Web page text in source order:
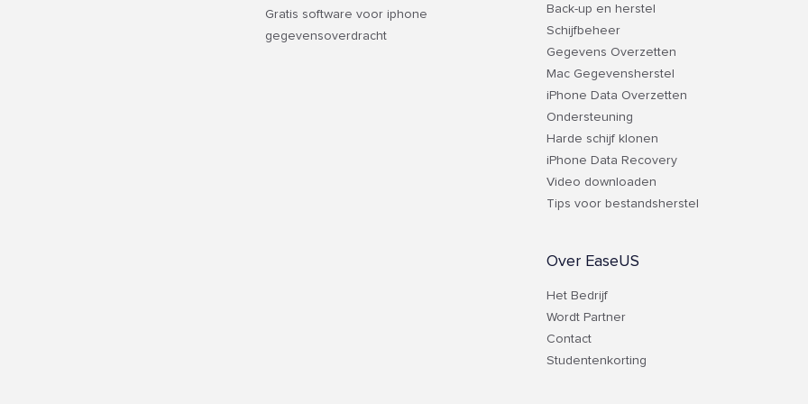
Gratis software voor iphone
gegevensoverdracht
Back-up en herstel
Schijfbeheer
Gegevens Overzetten
Mac Gegevensherstel
iPhone Data Overzetten
Ondersteuning
Harde schijf klonen
iPhone Data Recovery
Video downloaden
Tips voor bestandsherstel
Over EaseUS
Het Bedrijf
Wordt Partner
Contact
Studentenkorting